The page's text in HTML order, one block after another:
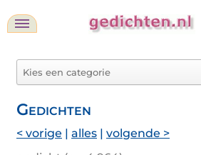
Gedichten
< vorige | alles | volgende >